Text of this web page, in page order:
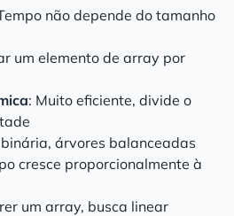
não depende do tamanho
um elemento de array por
: Muito eficiente, divide o
árvores balanceadas
cresce proporcionalmente à
um array, busca linear